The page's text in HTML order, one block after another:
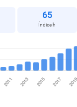
65
Índice h